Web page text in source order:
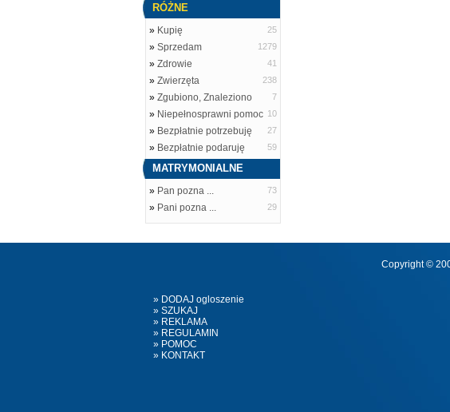
RÓŻNE
» Kupię 25
» Sprzedam 1279
» Zdrowie 41
» Zwierzęta 238
» Zgubiono, Znaleziono 7
» Niepełnosprawni pomoc 10
» Bezpłatnie potrzebuję 27
» Bezpłatnie podaruję 59
MATRYMONIALNE
» Pan pozna ... 73
» Pani pozna ... 29
Copyright ©
» DODAJ ogloszenie
» SZUKAJ
» REKLAMA
» REGULAMIN
» POMOC
» KONTAKT